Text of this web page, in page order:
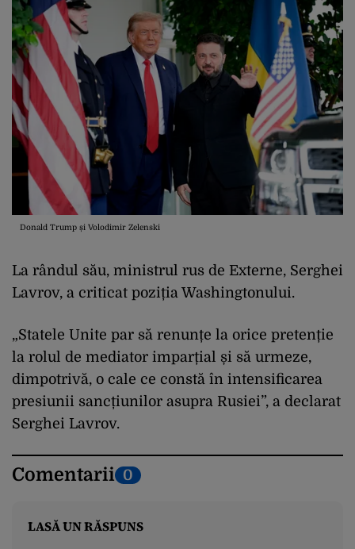
Donald Trump și Volodimir Zelenski
La rândul său, ministrul rus de Externe, Serghei
Lavrov, a criticat poziția Washingtonului.
„Statele Unite par să renunțe la orice pretenție
la rolul de mediator imparțial și să urmeze,
dimpotrivă, o cale ce constă în intensificarea
presiunii sancțiunilor asupra Rusiei”, a declarat
Serghei Lavrov.
Comentarii 0
LASĂ UN RĂSPUNS